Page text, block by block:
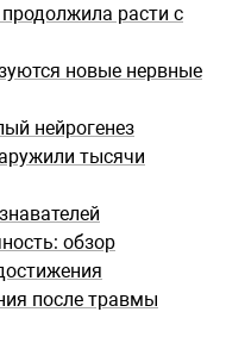
расти с
новые нервные
нейрогенез
тысячи
обзор
после травмы